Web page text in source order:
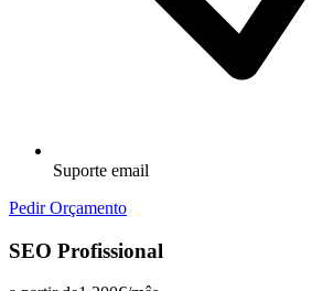
Suporte email
Pedir Orçamento
SEO Profissional